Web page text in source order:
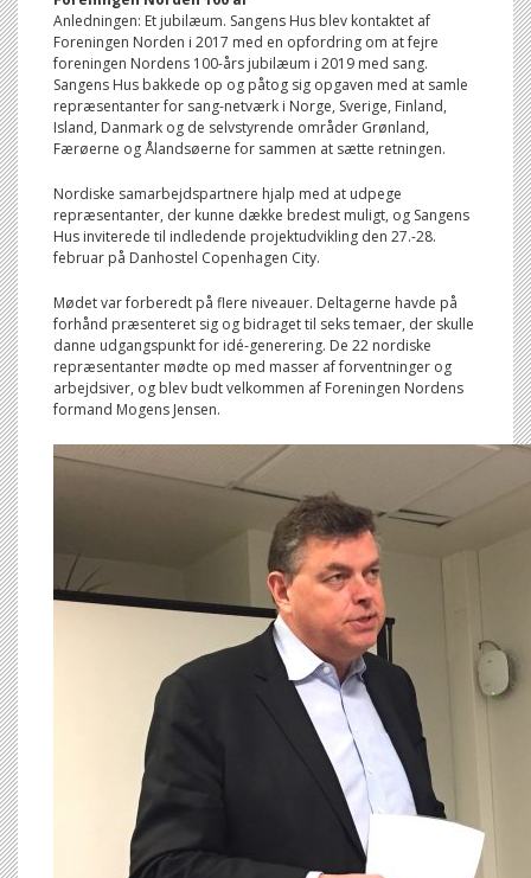
Anledningen: Et jubilæum. Sangens Hus blev kontaktet af
Foreningen Norden i 2017 med en opfordring om at fejre
foreningen Nordens 100-års jubilæum i 2019 med sang.
Sangens Hus bakkede op og påtog sig opgaven med at samle
repræsentanter for sang-netværk i Norge, Sverige, Finland,
Island, Danmark og de selvstyrende områder Grønland,
Færøerne og Ålandsøerne for sammen at sætte retningen.
Nordiske samarbejdspartnere hjalp med at udpege
repræsentanter, der kunne dække bredest muligt, og Sangens
Hus inviterede til indledende projektudvikling den 27.-28.
februar på Danhostel Copenhagen City.
Mødet var forberedt på flere niveauer. Deltagerne havde på
forhånd præsenteret sig og bidraget til seks temaer, der skulle
danne udgangspunkt for idé-generering. De 22 nordiske
repræsentanter mødte op med masser af forventninger og
arbejdsiver, og blev budt velkommen af Foreningen Nordens
formand Mogens Jensen.